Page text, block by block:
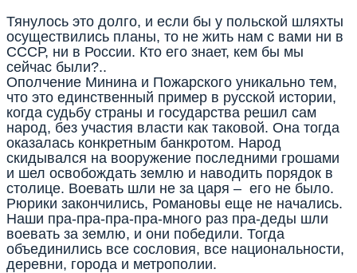
Тянулось это долго, и если бы у польской шляхты
осуществились планы, то не жить нам с вами ни в
СССР, ни в России. Кто его знает, кем бы мы
сейчас были?..
Ополчение Минина и Пожарского уникально тем,
что это единственный пример в русской истории,
когда судьбу страны и государства решил сам
народ, без участия власти как таковой. Она тогда
оказалась конкретным банкротом. Народ
скидывался на вооружение последними грошами
и шел освобождать землю и наводить порядок в
столице. Воевать шли не за царя – его не было.
Рюрики закончились, Романовы еще не начались.
Наши пра-пра-пра-пра-много раз пра-деды шли
воевать за землю, и они победили. Тогда
объединились все сословия, все национальности,
деревни, города и метрополии.